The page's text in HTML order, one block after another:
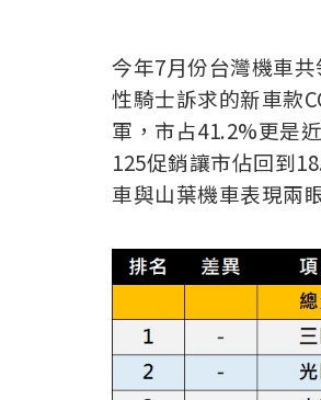
今年7月份台灣機車
性騎士訴求的新車款
軍，市占41.2%更是
125促銷讓市佔回到
車與山葉機車表現兩